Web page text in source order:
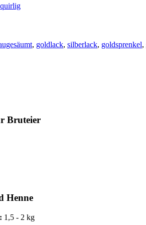
quirlig
, goldlack, silberlack, goldsprenkel,
Bruteier
Henne
1,5 - 2 kg